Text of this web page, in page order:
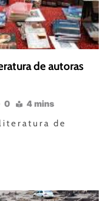
de autoras
0 4 mins
de